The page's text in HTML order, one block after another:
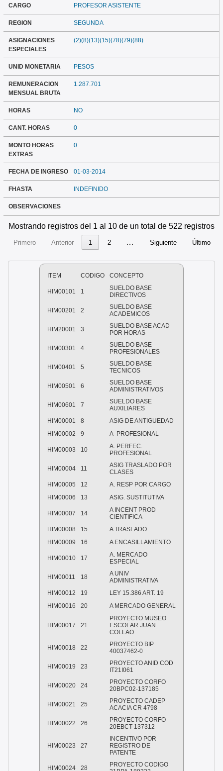
CARGO PROFESOR ASISTENTE
REGION SEGUNDA
ASIGNACIONES
ESPECIALES
(2)(8)(13)(15)(78)(79)(88)
UNID MONETARIA PESOS
REMUNERACION
MENSUAL BRUTA
1.287.701
HORAS NO
CANT. HORAS 0
MONTO HORAS
EXTRAS
0
FECHA DE INGRESO 01-03-2014
FHASTA INDEFINIDO
OBSERVACIONES
Mostrando registros del 1 al 10 de un total de 522 registros
Primero Anterior 1 2 … Siguiente Último
ITEM CODIGO CONCEPTO
HIM00101 1
SUELDO BASE
DIRECTIVOS
HIM00201 2
SUELDO BASE
ACADEMICOS
HIM20001 3
SUELDO BASE ACAD
POR HORAS
HIM00301 4
SUELDO BASE
PROFESIONALES
HIM00401 5
SUELDO BASE
TECNICOS
HIM00501 6
SUELDO BASE
ADMINISTRATIVOS
HIM00601 7
SUELDO BASE
AUXILIARES
HIM00001
8
ASIG DE ANTIGUEDAD
HIM00002
9 A PROFESIONAL
HIM00003 10
A. PERFEC.
PROFESIONAL
HIM00004 11
ASIG TRASLADO POR
CLASES
HIM00005
12
A. RESP POR CARGO
HIM00006
13 ASIG. SUSTITUTIVA
HIM00007 14
A INCENT PROD
CIENTIFICA
HIM00008
15
A TRASLADO
HIM00009
16 A ENCASILLAMIENTO
HIM00010 17
A. MERCADO
ESPECIAL
HIM00011 18
A UNIV
ADMINISTRATIVA
HIM00012
19
LEY 15.386 ART. 19
HIM00016
20 A MERCADO GENERAL
HIM00017 21
PROYECTO MUSEO
ESCOLAR JUAN
COLLAO
HIM00018 22
PROYECTO BIP
40037462-0
HIM00019 23
PROYECTO ANID COD
IT21I061
HIM00020 24
PROYECTO CORFO
20BPC02-137185
HIM00021 25
PROYECTO CADEP
ACACIA CR 4798
HIM00022 26
PROYECTO CORFO
20EBCT-137312
HIM00023 27
INCENTIVO POR
REGISTRO DE
PATENTE
HIM00024 28
PROYECTO CODIGO